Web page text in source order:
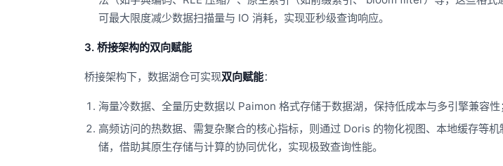
可最大限度减少数据扫描量与 IO 消耗，实现亚秒级查询响应。
3. 桥接架构的双向赋能
桥接架构下，数据湖仓可实现双向赋能：
海量冷数据、全量历史数据以 Paimon 格式存储于数据湖，保持低成本与多引擎兼容性
高频访问的热数据、需复杂聚合的核心指标，则通过 Doris 的物化视图、本地缓存等
储，借助其原生存储与计算的协同优化，实现极致查询性能。